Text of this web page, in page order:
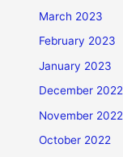
March 2023
February 2023
January 2023
December 2022
November 2022
October 2022